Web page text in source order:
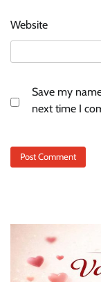
Website
Save my
next time I